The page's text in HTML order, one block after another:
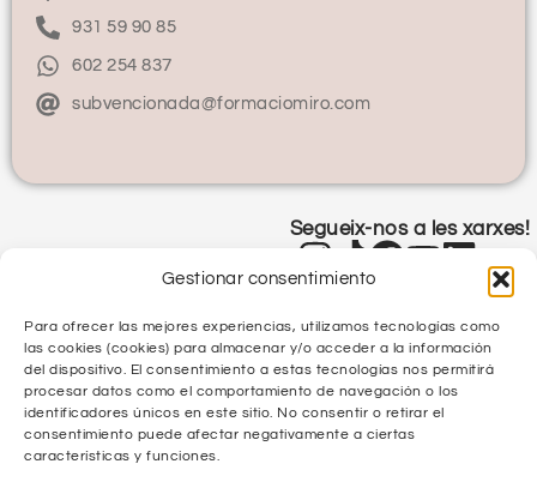
Gestionar consentimiento
Para ofrecer las mejores experiencias, utilizamos tecnologías como
las cookies (cookies) para almacenar y/o acceder a la información
del dispositivo. El consentimiento a estas tecnologías nos permitirá
procesar datos como el comportamiento de navegación o los
identificadores únicos en este sitio. No consentir o retirar el
consentimiento puede afectar negativamente a ciertas
características y funciones.
931 59 90 85
602 254 837
subvencionada@formaciomiro.com
Segueix-nos a les xarxes!
Política de Privacitat
Política de Qualitat